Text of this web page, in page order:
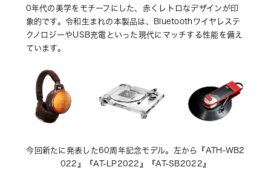
0年代の美学をモチーフにした、赤くレトロなデザインが印
象的です。令和生まれの本製品は、Bluetoothワイヤレステ
クノロジーやUSB充電といった現代にマッチする性能を備え
ています。
今回新たに発表した60周年記念モデル。左から『ATH-WB2
022』『AT-LP2022』『AT-SB2022』